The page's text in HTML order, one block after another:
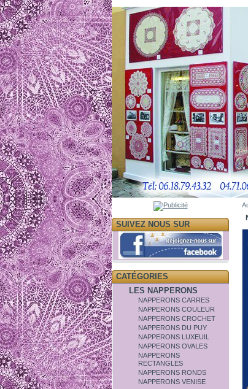
SUIVEZ NOUS SUR
CATÉGORIES
LES NAPPERONS
NAPPERONS CARRES
NAPPERONS COULEUR
NAPPERONS CROCHET
NAPPERONS DU PUY
NAPPERONS LUXEUIL
NAPPERONS OVALES
NAPPERONS
RECTANGLES
NAPPERONS RONDS
NAPPERONS VENISE